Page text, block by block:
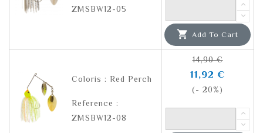
ZMSBW12-05
 Add To Cart
Coloris : Red Perch
Reference :
ZMSBW12-08
14,90 €
11,92 €
(- 20%)